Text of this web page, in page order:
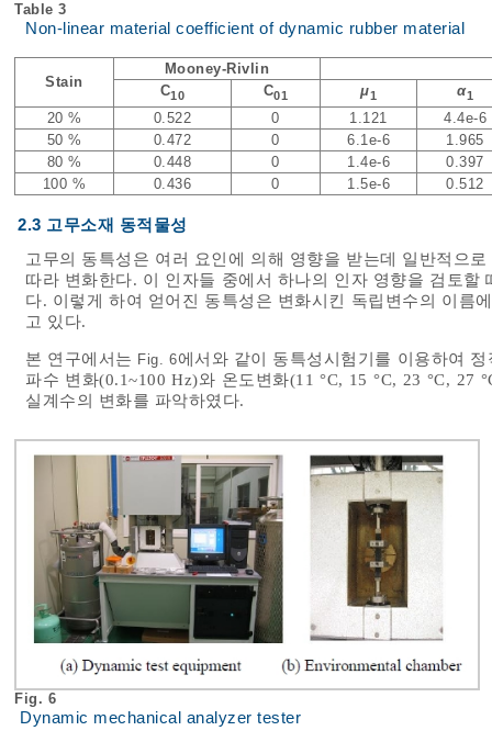
Table 3
Non-linear material coefficient of dynamic rubber material
Stain
Mooney-Rivlin
C10 C01 μ1 α1
20 % 0.522 0 1.121
4.4e-6
50 %
0.472 0 6.1e-6
1.965
80 %
0.448 0 1.4e-6
0.397
100 %
0.436 0 1.5e-6 0.512
2.3 고무소재 동적물성
고무의 동특성은 여러 요인에 의해 영향을 받는데 일반적으
따라 변화한다. 이 인자들 중에서 하나의 인자 영향을 검토
다. 이렇게 하여 얻어진 동특성은 변화시킨 독립변수의 이름
고 있다.
본 연구에서는 Fig. 6에서와 같이 동특성시험기를 이용하여
파수 변화(0.1~100 Hz)와 온도변화(11 °C, 15 °C, 23 °C, 27
실계수의 변화를 파악하였다.
Fig. 6
Dynamic mechanical analyzer tester